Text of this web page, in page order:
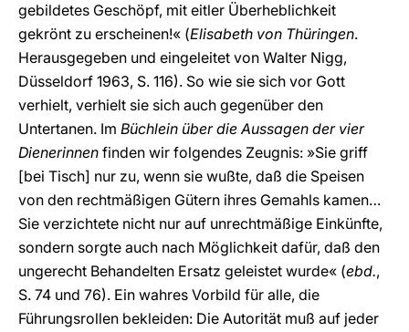
gebildetes Geschöpf, mit eitler Überheblichkeit
gekrönt zu erscheinen!« (Elisabeth von Thüringen.
Herausgegeben und eingeleitet von Walter Nigg,
Düsseldorf 1963, S. 116). So wie sie sich vor Gott
verhielt, verhielt sie sich auch gegenüber den
Untertanen. Im Büchlein über die Aussagen der vier
Dienerinnen finden wir folgendes Zeugnis: »Sie griff
[bei Tisch] nur zu, wenn sie wußte, daß die Speisen
von den rechtmäßigen Gütern ihres Gemahls kamen…
Sie verzichtete nicht nur auf unrechtmäßige Einkünfte,
sondern sorgte auch nach Möglichkeit dafür, daß den
ungerecht Behandelten Ersatz geleistet wurde« (ebd.,
S. 74 und 76). Ein wahres Vorbild für alle, die
Führungsrollen bekleiden: Die Autorität muß auf jeder